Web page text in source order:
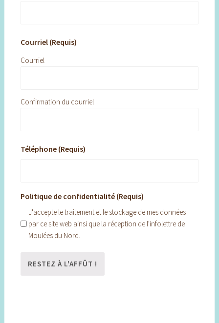
Courriel (Requis)
Courriel
Confirmation du courriel
Téléphone (Requis)
Politique de confidentialité (Requis)
J'accepte le traitement et le stockage de mes données
par ce site web ainsi que la réception de l'infolettre de
Moulées du Nord.